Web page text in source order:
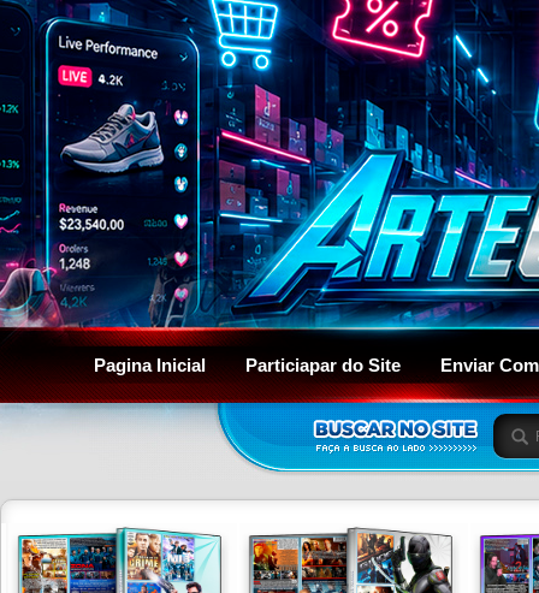
Pagina Inicial Particiapar do Site Enviar